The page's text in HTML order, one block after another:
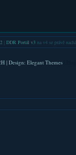
| DDR Portál v3na v4 se právě
| Design: Elegant Themes